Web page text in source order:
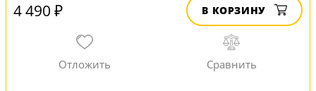
4 490 ₽ В КОРЗИНУ